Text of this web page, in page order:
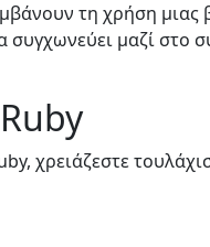
τη χρήση
συγχωνεύει μαζί
χρειάζεστε